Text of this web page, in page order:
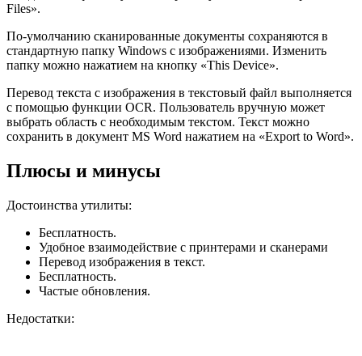
Files».
По-умолчанию сканированные документы сохраняются в
стандартную папку Windows с изображениями. Изменить
папку можно нажатием на кнопку «This Device».
Перевод текста с изображения в текстовый файл выполняется
с помощью функции OCR. Пользователь вручную может
выбрать область с необходимым текстом. Текст можно
сохранить в документ MS Word нажатием на «Export to Word».
Плюсы и минусы
Достоинства утилиты:
Бесплатность.
Удобное взаимодействие с принтерами и сканерами
Перевод изображения в текст.
Бесплатность.
Частые обновления.
Недостатки: